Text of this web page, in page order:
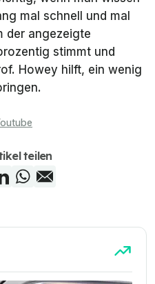
mal schnell und mal
der angezeigte
stimmt und
Howey hilft, ein wenig
teilen